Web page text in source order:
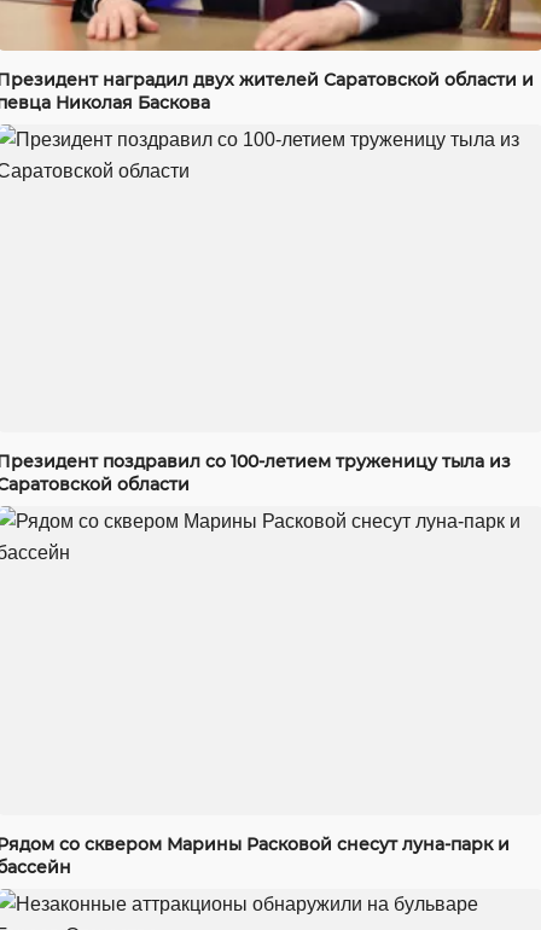
наградил двух жителей Саратовской области и
Николая Баскова
поздравил со 100-летием труженицу тыла из
области
со сквером Марины Расковой снесут луна-парк и